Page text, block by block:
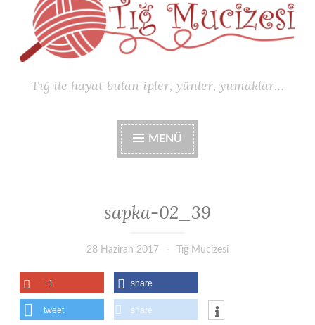
Tığ ile hayat bulan ipler, yünler, yumaklar…
MENÜ
sapka-02_39
28 Haziran 2017 Tığ Mucizesi
+1 share
tweet share